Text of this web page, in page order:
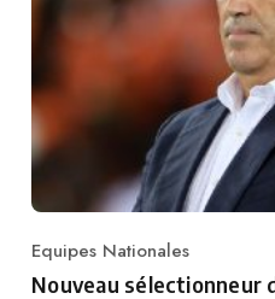
Category
Equipes Nationales
Nouveau sélectionneur